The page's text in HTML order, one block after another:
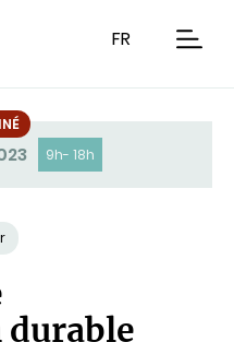
FR
9h- 18h